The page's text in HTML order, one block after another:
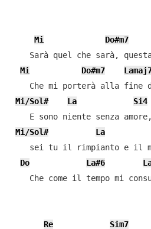
Mi Do#m7
Sarà quel che sarà,
Mi
Do#m7
Che mi porterà alla fine
Mi/Sol#
La Si4
    E sono niente senza amore,
Mi/Sol#
La
sei tu il rimpianto e il
Do
La#6
Che come il tempo mi
Re Sim7